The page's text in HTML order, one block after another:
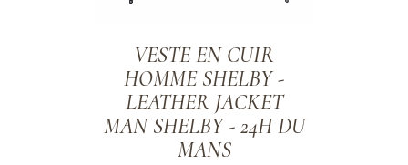
VESTE EN CUIR
HOMME SHELBY -
LEATHER JACKET
MAN SHELBY - 24H DU
MANS